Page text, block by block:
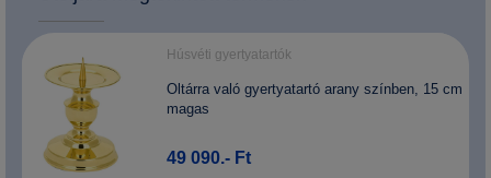
Húsvéti gyertyatartók
Oltárra való gyertyatartó arany színben, 15 cm
magas
49 090.- Ft